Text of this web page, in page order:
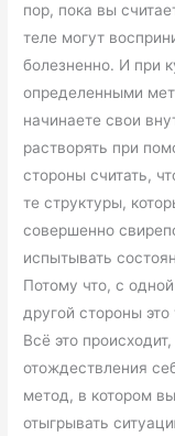
пор, пока вы
теле могут
болезненно. И при
определенными
начинаете свои
растворять при
стороны считать,
те структуры,
совершенно
испытывать
Потому что, с
другой стороны
Всё это
отождествления
метод, в котором
отыгрывать